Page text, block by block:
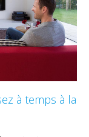
à temps à la